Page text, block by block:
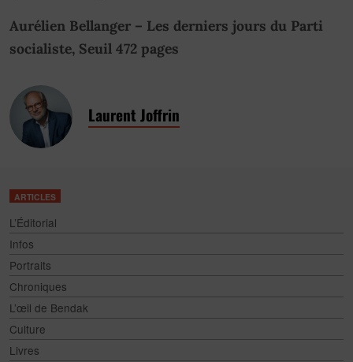
Aurélien Bellanger – Les derniers jours du Parti
socialiste, Seuil 472 pages
Laurent Joffrin
ARTICLES
L’Éditorial
Infos
Portraits
Chroniques
L’œil de Bendak
Culture
Livres